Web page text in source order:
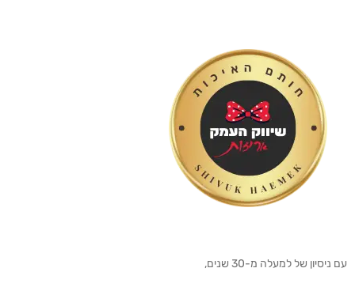
עם ניסיון של למעלה מ-30 שנים,